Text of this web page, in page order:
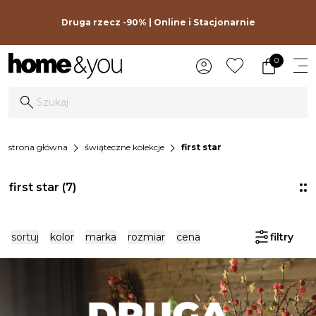
Druga rzecz -90% | Online i Stacjonarnie
0
strona główna chevron_right świąteczne kolekcje chevron_right first star
first star (7)
sortuj kolor marka rozmiar cena filtry